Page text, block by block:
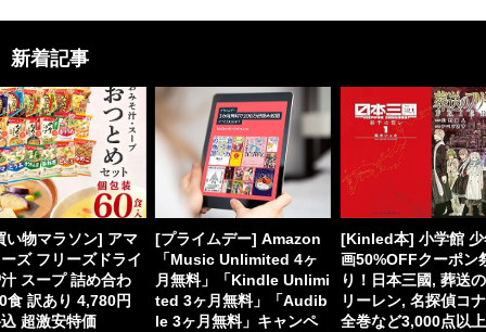
新着記事
[プライムデー] Amazon
「Music Unlimited 4ヶ
月無料」「Kindle Unlimi
ted 3ヶ月無料」「Audib
le 3ヶ月無料」キャンペ
[Kinled本] 小学館 少
画50%OFFクーポン
り！日本三國, 葬送
リーレン, 名探偵コ
全巻など3,000点以
い物マラソン] アマ
ズ フリーズドライ
スープ 詰め合わ
食 訳あり 4,780円
超激安特価